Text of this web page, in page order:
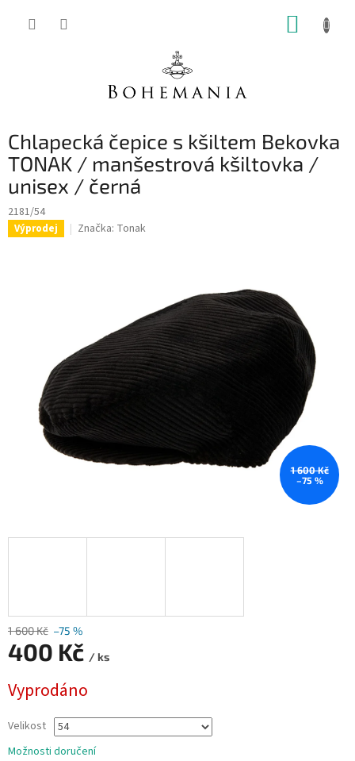
Chlapecká čepice s kšiltem Bekovka
TONAK / manšestrová kšiltovka /
unisex / černá
2181/54
Výprodej Značka: Tonak
1 600 Kč
–75 %
1 600 Kč –75 %
400 Kč / ks
cena:
Vyprodáno
Velikost
Možnosti doručení